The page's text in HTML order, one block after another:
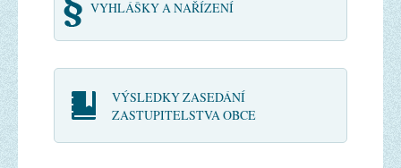
VYHLÁŠKY A NAŘÍZENÍ
VÝSLEDKY ZASEDÁNÍ
ZASTUPITELSTVA OBCE